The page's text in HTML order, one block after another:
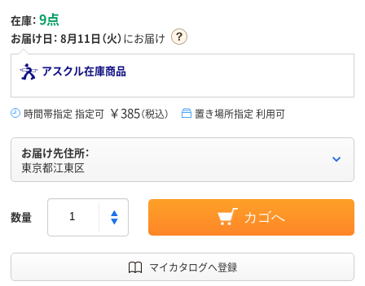
在庫： 9点
お届け日： 8月11日（火）にお届け
アスクル在庫商品
時間帯指定 指定可 ￥385（税込） 置き場所指定 利用可
お届け先住所：
東京都江東区
数量 カゴへ
マイカタログへ登録